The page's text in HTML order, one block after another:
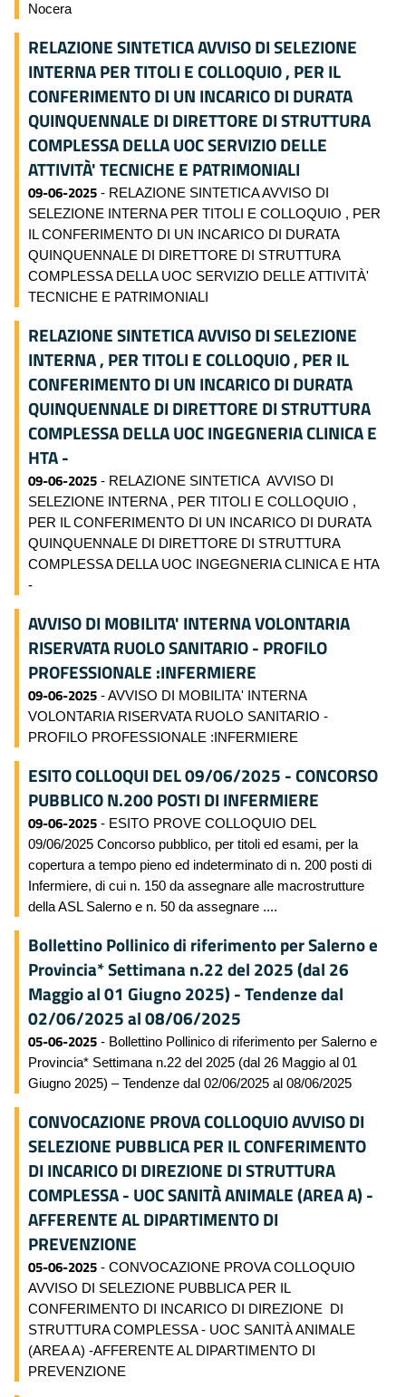
Nocera
RELAZIONE SINTETICA AVVISO DI SELEZIONE
INTERNA PER TITOLI E COLLOQUIO , PER IL
CONFERIMENTO DI UN INCARICO DI DURATA
QUINQUENNALE DI DIRETTORE DI STRUTTURA
COMPLESSA DELLA UOC SERVIZIO DELLE
ATTIVITÀ' TECNICHE E PATRIMONIALI
09-06-2025 - RELAZIONE SINTETICA AVVISO DI
SELEZIONE INTERNA PER TITOLI E COLLOQUIO , PER
IL CONFERIMENTO DI UN INCARICO DI DURATA
QUINQUENNALE DI DIRETTORE DI STRUTTURA
COMPLESSA DELLA UOC SERVIZIO DELLE ATTIVITÀ'
TECNICHE E PATRIMONIALI
RELAZIONE SINTETICA AVVISO DI SELEZIONE
INTERNA , PER TITOLI E COLLOQUIO , PER IL
CONFERIMENTO DI UN INCARICO DI DURATA
QUINQUENNALE DI DIRETTORE DI STRUTTURA
COMPLESSA DELLA UOC INGEGNERIA CLINICA E
HTA -
09-06-2025 - RELAZIONE SINTETICA AVVISO DI
SELEZIONE INTERNA , PER TITOLI E COLLOQUIO ,
PER IL CONFERIMENTO DI UN INCARICO DI DURATA
QUINQUENNALE DI DIRETTORE DI STRUTTURA
COMPLESSA DELLA UOC INGEGNERIA CLINICA E HTA
-
AVVISO DI MOBILITA' INTERNA VOLONTARIA
RISERVATA RUOLO SANITARIO - PROFILO
PROFESSIONALE :INFERMIERE
09-06-2025 - AVVISO DI MOBILITA' INTERNA
VOLONTARIA RISERVATA RUOLO SANITARIO -
PROFILO PROFESSIONALE :INFERMIERE
ESITO COLLOQUI DEL 09/06/2025 - CONCORSO
PUBBLICO N.200 POSTI DI INFERMIERE
09-06-2025 - ESITO PROVE COLLOQUIO DEL
09/06/2025 Concorso pubblico, per titoli ed esami, per la
copertura a tempo pieno ed indeterminato di n. 200 posti di
Infermiere, di cui n. 150 da assegnare alle macrostrutture
della ASL Salerno e n. 50 da assegnare ....
Bollettino Pollinico di riferimento per Salerno e
Provincia* Settimana n.22 del 2025 (dal 26
Maggio al 01 Giugno 2025) - Tendenze dal
02/06/2025 al 08/06/2025
05-06-2025 - Bollettino Pollinico di riferimento per Salerno e
Provincia* Settimana n.22 del 2025 (dal 26 Maggio al 01
Giugno 2025) – Tendenze dal 02/06/2025 al 08/06/2025
CONVOCAZIONE PROVA COLLOQUIO AVVISO DI
SELEZIONE PUBBLICA PER IL CONFERIMENTO
DI INCARICO DI DIREZIONE DI STRUTTURA
COMPLESSA - UOC SANITÀ ANIMALE (AREA A) -
AFFERENTE AL DIPARTIMENTO DI
PREVENZIONE
05-06-2025 - CONVOCAZIONE PROVA COLLOQUIO
AVVISO DI SELEZIONE PUBBLICA PER IL
CONFERIMENTO DI INCARICO DI DIREZIONE DI
STRUTTURA COMPLESSA - UOC SANITÀ ANIMALE
(AREA A) -AFFERENTE AL DIPARTIMENTO DI
PREVENZIONE